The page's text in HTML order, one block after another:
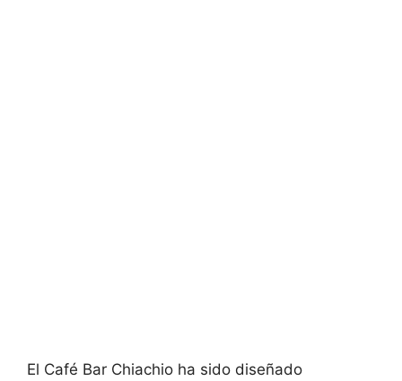
El Café Bar Chiachio ha sido diseñado